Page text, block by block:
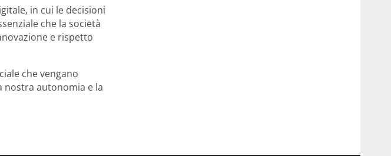
in cui le decisioni
che la società
e rispetto
che vengano
nostra autonomia e la